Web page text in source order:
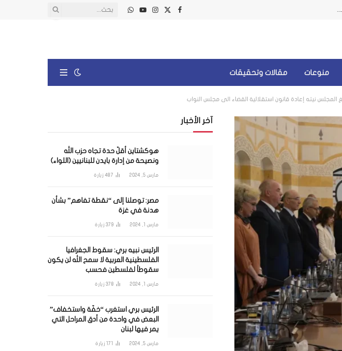
وزيرة الشؤون من الضاحية تعلن إطلاق المرحلة التجريبية لبرنامج بدل الإيجار النقدي للمتضررين من الحرب
فيسبوك
X
الانستغرام
يوتيوبواتساب
منوعات مقالات وتحقيقات
نيته إعادة قانون استقلالية القضاء الى مجلس النواب
آخر الأخبار
هوكشتاين أقلّ حدة تجاه حزب الله
ونصيحة من إدارة بايدن للبنانيين (اللواء)
مارس 5, 2024 487 زيارة
مصر: توصلنا إلى “نقطة تفاهم” بشأن
هدنة في غزة
مارس 1, 2024 379 زيارة
الرئيس نبيه بري: سقوط الجغرافيا
الفلسطينية العربية لا سمح الله لن يكون
سقوطاً لفلسطين فحسب
مارس 1, 2024 378 زيارة
الرئيس بري استغرب “خفّة واستخفاف”
البعض في واحدة من أدق المراحل التي
يمر فيها لبنان
مارس 5, 2024 171 زيارة